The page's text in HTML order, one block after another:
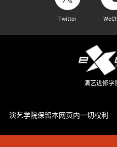
Twitter
演艺进修学
演艺学院保留本网页内一切权利